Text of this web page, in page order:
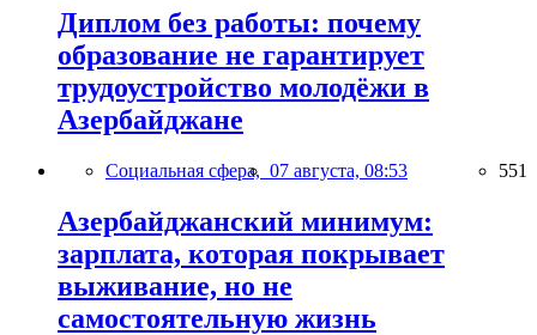
Диплом без работы: почему
образование не гарантирует
трудоустройство молодёжи в
Азербайджане
Социальная сфера, 07 августа, 08:53 551
Азербайджанский минимум:
зарплата, которая покрывает
выживание, но не
самостоятельную жизнь